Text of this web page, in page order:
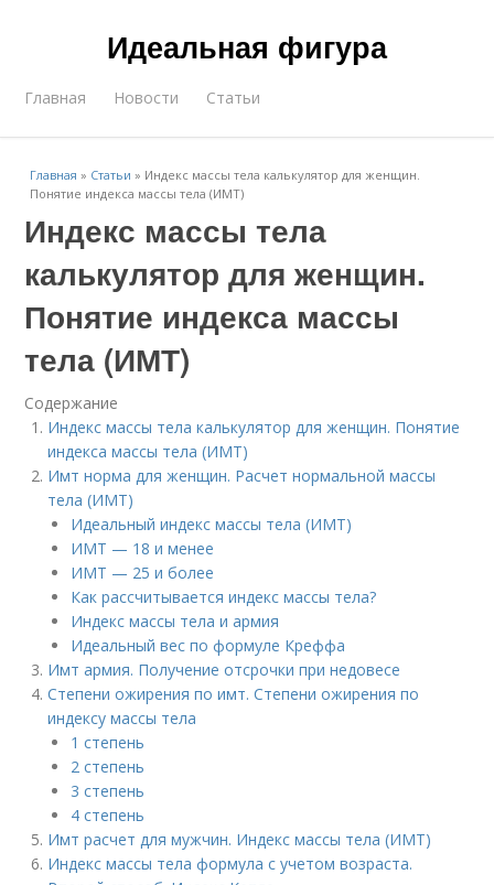
Идеальная фигура
Главная Новости Статьи
Главная » Статьи » Индекс массы тела калькулятор для женщин.
Понятие индекса массы тела (ИМТ)
Индекс массы тела
калькулятор для женщин.
Понятие индекса массы
тела (ИМТ)
Содержание
Индекс массы тела калькулятор для женщин. Понятие
индекса массы тела (ИМТ)
Имт норма для женщин. Расчет нормальной массы
тела (ИМТ)
Идеальный индекс массы тела (ИМТ)
ИМТ — 18 и менее
ИМТ — 25 и более
Как рассчитывается индекс массы тела?
Индекс массы тела и армия
Идеальный вес по формуле Креффа
Имт армия. Получение отсрочки при недовесе
Степени ожирения по имт. Степени ожирения по
индексу массы тела
1 степень
2 степень
3 степень
4 степень
Имт расчет для мужчин. Индекс массы тела (ИМТ)
Индекс массы тела формула с учетом возраста.